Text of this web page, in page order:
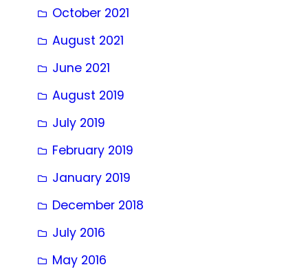
October 2021
August 2021
June 2021
August 2019
July 2019
February 2019
January 2019
December 2018
July 2016
May 2016